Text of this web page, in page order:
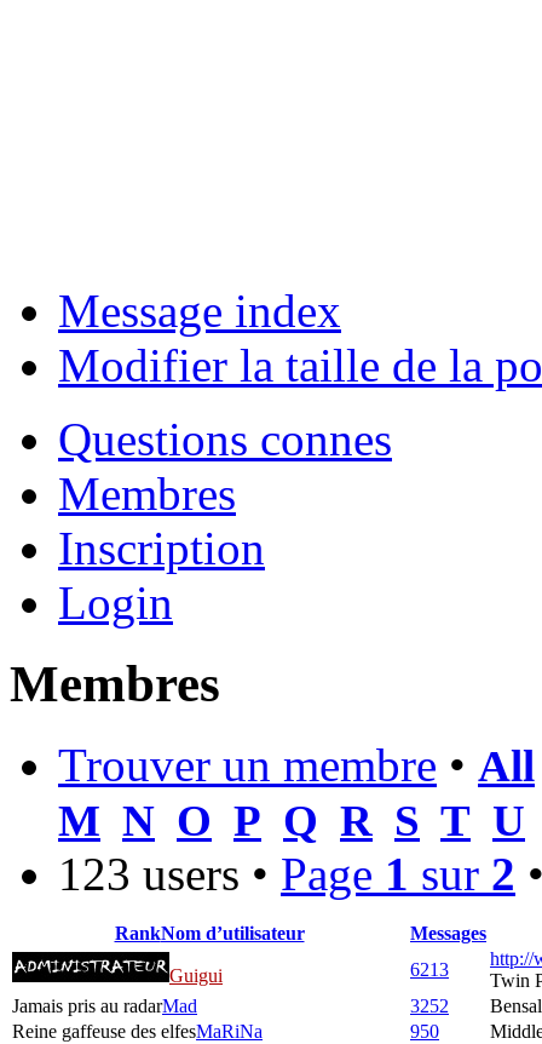
Message index
Modifier la taille de la
Questions connes
Membres
Inscription
Login
Membres
Trouver un membre • All
M N O P Q R S T U
123 users • Page 1 sur 2
RankNom d’utilisateur Messages
Guigui 6213
http://
Twin
Jamais pris au radarMad 3252
Reine gaffeuse des elfesMaRiNa 950